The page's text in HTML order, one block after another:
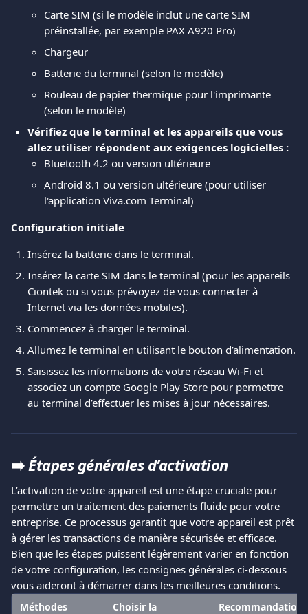
Carte SIM (si le modèle inclut une carte SIM
préinstallée, par exemple PAX A920 Pro)
Chargeur
Batterie du terminal (selon le modèle)
Rouleau de papier thermique pour l'imprimante
(selon le modèle)
Vérifiez que le terminal et les appareils que vous
allez utiliser répondent aux exigences logicielles :
Bluetooth 4.2 ou version ultérieure
Android 8.1 ou version ultérieure (pour utiliser
l'application Viva.com Terminal)
Configuration initiale
Insérez la batterie dans le terminal.
Insérez la carte SIM dans le terminal (pour les appareils
Ciontek ou si vous prévoyez de vous connecter à
Internet via les données mobiles).
Commencez à charger le terminal.
Allumez le terminal en utilisant le bouton d’alimentation.
Saisissez les informations de votre réseau Wi-Fi et
associez un compte Google Play Store pour permettre
au terminal d’effectuer les mises à jour nécessaires.
➡️ Étapes générales d’activation
L’activation de votre appareil est une étape cruciale pour
permettre un traitement des paiements fluide pour votre
entreprise. Ce processus garantit que votre appareil est prêt
à gérer les transactions de manière sécurisée et efficace.
Bien que les étapes puissent légèrement varier en fonction
de votre configuration, les consignes générales ci-dessous
vous aideront à démarrer dans les meilleures conditions.
Méthodes
Choisir la